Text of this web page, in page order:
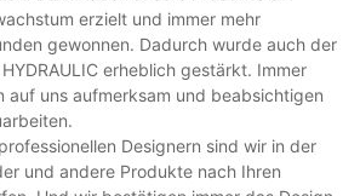
erzielt und immer mehr
gewonnen. Dadurch wurde auch der
erheblich gestärkt. Immer
auf uns aufmerksam und beabsichtigen
Designern sind wir in der
und andere Produkte nach Ihren